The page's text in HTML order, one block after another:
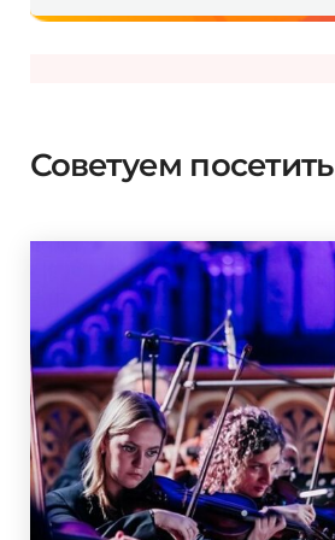
Советуем посетить